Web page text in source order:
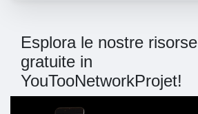
Esplora le nostre risorse
gratuite in
YouTooNetworkProjet!